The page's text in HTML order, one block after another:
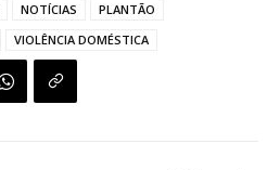
NOTÍCIAS
PLANTÃO
VIOLÊNCIA DOMÉSTICA